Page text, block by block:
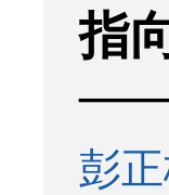
指
彭